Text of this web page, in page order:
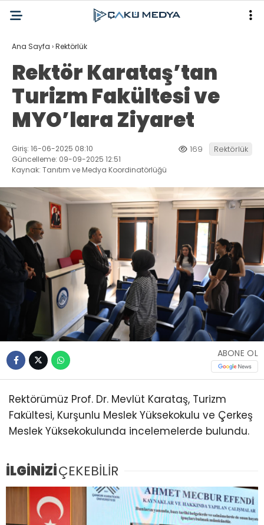
Ana Sayfa ›Rektörlük
Rektör Karataş’tan
Turizm Fakültesi ve
MYO’lara Ziyaret
Giriş: 16-06-2025 08:10
Güncelleme: 09-09-2025 12:51
Kaynak: Tanıtım ve Medya Koordinatörlüğü
169 Rektörlük
ABONE OL
Rektörümüz Prof. Dr. Mevlüt Karataş, Turizm
Fakültesi, Kurşunlu Meslek Yüksekokulu ve Çerkeş
Meslek Yüksekokulunda incelemelerde bulundu.
İLGİNİZİÇEKEBİLİR